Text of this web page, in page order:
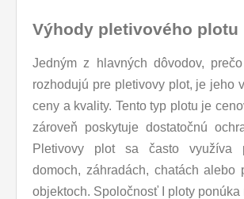
Výhody pletivového plotu
Jedným z hlavných dôvodov,
rozhodujú pre pletivovy plot, je jeho
ceny a kvality. Tento typ plotu je
zároveň poskytuje dostatočnú
Pletivovy plot sa často využíva
domoch, záhradách, chatách alebo
objektoch. Spoločnosť I ploty ponúka